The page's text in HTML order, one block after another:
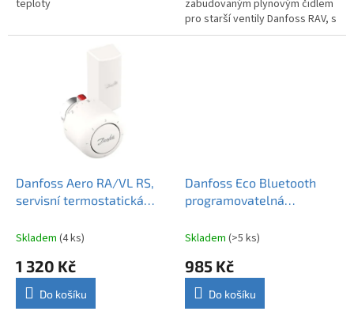
teploty
zabudovaným plynovým čidlem
pro starší ventily Danfoss RAV, s
regulací 7–28 °C.
Danfoss Aero RA/VL RS,
servisní termostatická
plynovým čidlem a
015G4552
Skladem (4 ks)
1 320 Kč
Do košíku
Danfoss Eco Bluetooth
programovatelná
014G1115
Skladem (>5 ks)
985 Kč
Do košíku